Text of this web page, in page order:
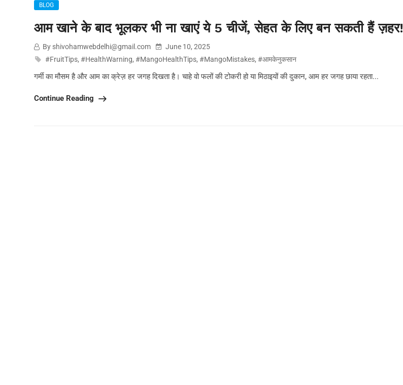
BLOG
आम खाने के बाद भूलकर भी ना खाएं ये 5 चीजें, सेहत के लिए बन सकती हैं ज़हर!
By shivohamwebdelhi@gmail.com
June 10, 2025
#FruitTips, #HealthWarning, #MangoHealthTips, #MangoMistakes, #आमकेनुकसान
गर्मी का मौसम है और आम का क्रेज़ हर जगह दिखता है। चाहे वो फलों की टोकरी हो या मिठाइयों की दुकान, आम हर जगह छाया रहता...
Continue Reading